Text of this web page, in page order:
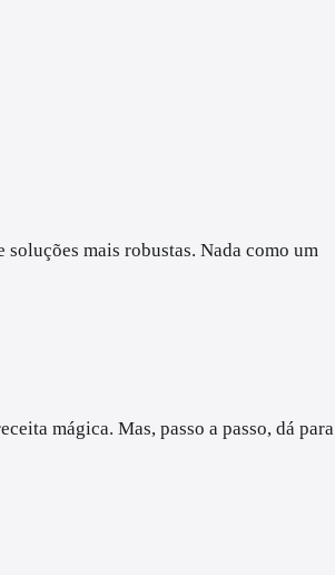
mais robustas. Nada como um
mágica. Mas, passo a passo, dá para